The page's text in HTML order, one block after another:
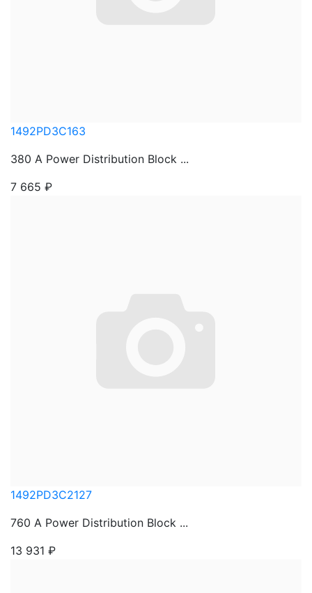
1492PD3C163
380 A Power Distribution Block ...
7 665 ₽
1492PD3C2127
760 A Power Distribution Block ...
13 931 ₽